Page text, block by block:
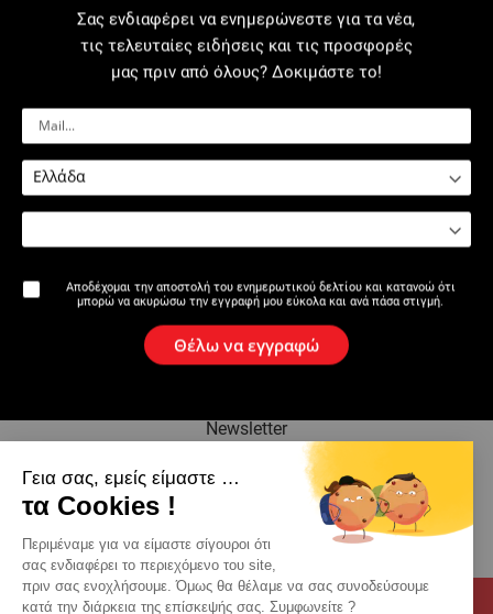
2531: Πένσα-μήτρα 32 kN για
πρέσες P25+
2530 - 2531: Πένσες ψυχρής
σύνδεσης για πρέσες P10 /
Η επωνυμία
Newsletter
Κατάλογος
Eπαφη
Σας ενδιαφέρει να ενημερώνεστε για τα νέα,
τις τελευταίες ειδήσεις και τις προσφορές
μας πριν από όλους? Δοκιμάστε το!
Αποδέχομαι την αποστολή του ενημερωτικού δελτίου και κατανοώ ότι
μπορώ να ακυρώσω την εγγραφή μου εύκολα και ανά πάσα στιγμή.
Θέλω να εγγραφώ
Γεια σας, εμείς είμαστε …
τα Cookies !
Περιμέναμε για να είμαστε σίγουροι ότι
σας ενδιαφέρει το περιεχόμενο του site,
πριν σας ενοχλήσουμε. Όμως θα θέλαμε να σας συνοδεύσουμε
κατά την διάρκεια της επίσκεψής σας. Συμφωνείτε ?